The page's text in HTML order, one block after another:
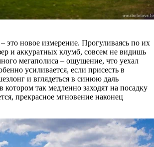
это новое измерение. Прогуливаясь по их
и аккуратных клумб, совсем не видишь
мегаполиса – ощущение, что уехал
усиливается, если присесть в
и вглядеться в синюю даль
котором так медленно заходят на посадку
прекрасное мгновение наконец